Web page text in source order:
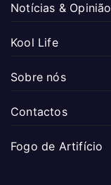
Notícias & Opinião
Kool Life
Sobre nós
Contactos
Fogo de Artifício